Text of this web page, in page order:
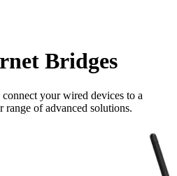
Bridges
your wired devices to a
of advanced solutions.